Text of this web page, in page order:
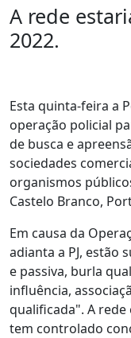
A rede
2022.
Esta quinta-feira a
operação policial
de busca e
sociedades
organismos
Castelo Branco,
Em causa da
adianta a PJ, estão
e passiva, burla
influência,
qualificada". A rede
tem controlado